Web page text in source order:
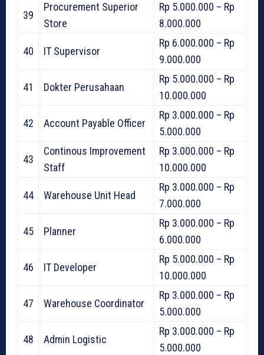
39
Procurement Superior
Store
Rp 5.000.000 – Rp
8.000.000
40 IT Supervisor
Rp 6.000.000 – Rp
9.000.000
41 Dokter Perusahaan
Rp 5.000.000 – Rp
10.000.000
42 Account Payable Officer
Rp 3.000.000 – Rp
5.000.000
43
Continous Improvement
Staff
Rp 3.000.000 – Rp
10.000.000
44 Warehouse Unit Head
Rp 3.000.000 – Rp
7.000.000
45 Planner
Rp 3.000.000 – Rp
6.000.000
46 IT Developer
Rp 5.000.000 – Rp
10.000.000
47 Warehouse Coordinator
Rp 3.000.000 – Rp
5.000.000
48 Admin Logistic
Rp 3.000.000 – Rp
5.000.000